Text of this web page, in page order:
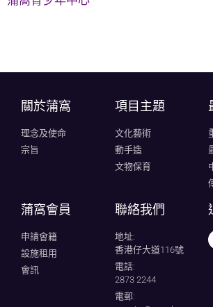
關於蒲窩​
理念及使命
宗旨
項目主題
文化藝術
動手造
文物保育
蒲窩會員
申請會籍
設施租用
會訊
聯絡我們
地址:
香港仔大道116號
電話:
2873 2244
電郵: